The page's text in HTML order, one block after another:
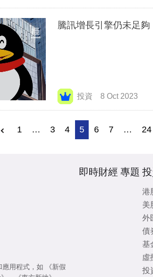
騰訊增長引擎仍未足夠
投資 8 Oct 2023
1 … 3 4 5 6 7 … 24
應用程式，如
《新假
即時財經 專題
港
美
外
債
基
虛
投